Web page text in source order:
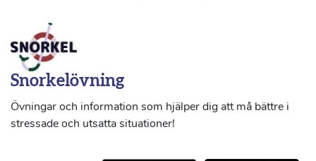
Snorkelövning
Övningar och information som hjälper dig att må bättre i
stressade och utsatta situationer!